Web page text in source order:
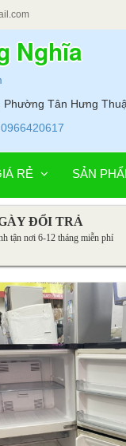
Nghĩa
Tân Hưng
0966420617
RẺ SẢN
ĐỔI TRẢ
tận nơi 6-12 tháng miễn phí